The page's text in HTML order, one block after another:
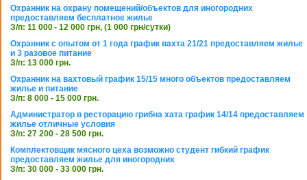
Охранник на охрану помещений/объектов для иногородних
предоставляем бесплатное жилье
З/п: 11 000 - 12 000 грн, (1 000 грн/сутки)
Охранник с опытом от 1 года график вахта 21/21 предоставляем жилье
и 3 разовое питание
З/п: 13 000 грн.
Охранник на вахтовый график 15/15 много объектов предоставляем
жилье и питание
З/п: 8 000 - 15 000 грн.
Администратор в ресторацию грибна хата график 14/14 предоставляем
жилье отличные условия
З/п: 27 200 - 28 500 грн.
Комплектовщик мясного цеха возможно студент гибкий график
предоставляем жилье для иногородних
З/п: 30 000 - 33 000 грн.